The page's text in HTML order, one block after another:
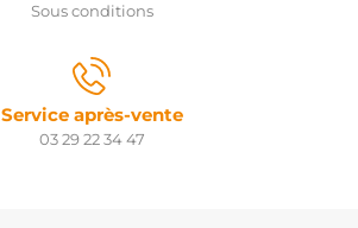
Sous conditions
Service après-vente
03 29 22 34 47